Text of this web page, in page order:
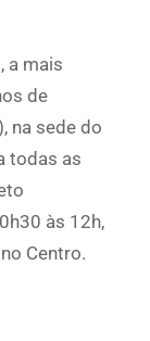
a mais
de
na sede do
todas as
às 12h,
Centro.